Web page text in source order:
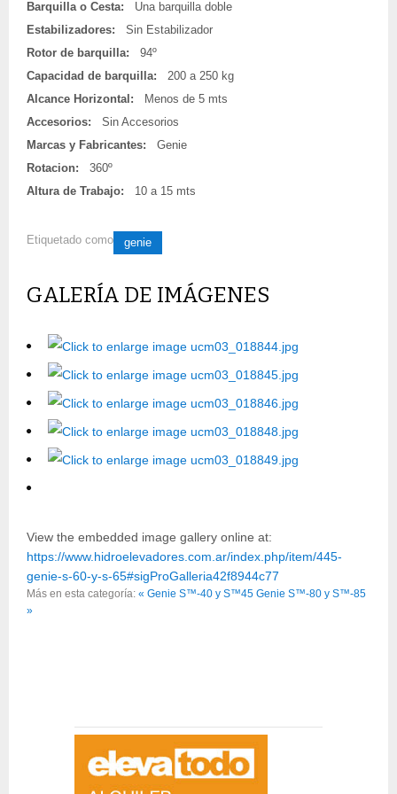
Barquilla o Cesta:
Una barquilla doble
Estabilizadores:
Sin Estabilizador
Rotor de barquilla:
94º
Capacidad de barquilla:
200 a 250 kg
Alcance Horizontal:
Menos de 5 mts
Accesorios:
Sin Accesorios
Marcas y Fabricantes:
Genie
Rotacion:
360º
Altura de Trabajo:
10 a 15 mts
Etiquetado como genie
GALERÍA DE IMÁGENES
View the embedded image gallery online at:
https://www.hidroelevadores.com.ar/index.php/item/445-
genie-s-60-y-s-65#sigProGalleria42f8944c77
Más en esta categoría: « Genie S™-40 y S™45 Genie S™-80 y S™-85
»